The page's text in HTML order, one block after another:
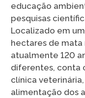
educação
pesquisas
Localizado em
hectares de mata
atualmente 120
diferentes, conta
clínica
alimentação dos